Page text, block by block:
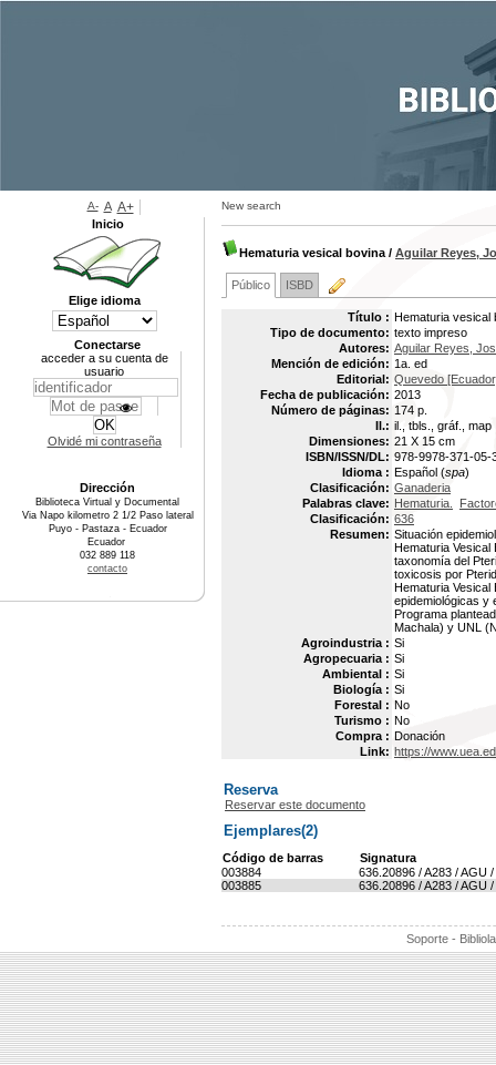
New search
Hematuria vesical bovina / Aguilar Reyes,
Público ISBD
Título : Hematuria vesical
Tipo de documento: texto impreso
Autores: Aguilar Reyes,
Mención de edición: 1a. ed
Editorial: Quevedo
Fecha de publicación: 2013
Número de páginas: 174 p.
Il.: il., tbls., gráf., map
Dimensiones: 21 X 15 cm
ISBN/ISSN/DL: 978-9978-371-05-
Idioma : Español (spa)
Clasificación: Ganaderia
Palabras clave: Hematuria.
Clasificación: 636
Resumen: Situación
Hematuria
taxonomía del
toxicosis por
Hematuria Vesical
epidemiológicas y
Programa
Machala) y UNL
Agroindustria : Si
Agropecuaria : Si
Ambiental : Si
Biología : Si
Forestal : No
Turismo : No
Compra : Donación
Link: https://
Reserva
Reservar este documento
Ejemplares(2)
Código de barras
Signatura
003884
636.20896 / A283 / AGU
003885
636.20896 / A283 / AGU
Soporte -
A- A A+
Inicio
Elige idioma
Conectarse
acceder a su cuenta de
usuario
Olvidé mi contraseña
Dirección
Biblioteca Virtual y Documental
Via Napo kilometro 2 1/2 Paso lateral
Puyo - Pastaza - Ecuador
Ecuador
032 889 118
contacto